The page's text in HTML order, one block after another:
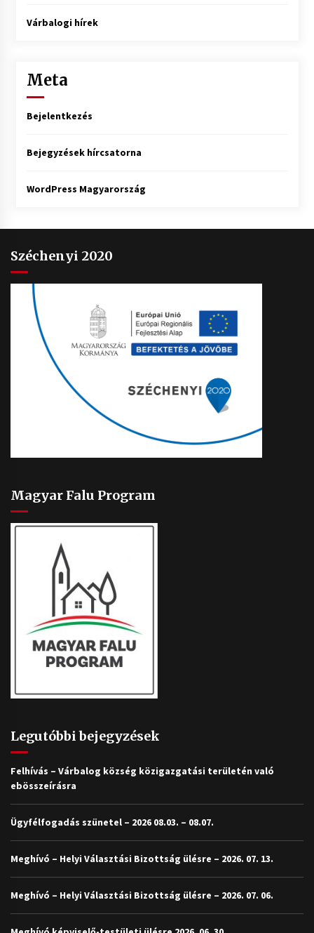
Várbalogi hírek
Meta
Bejelentkezés
Bejegyzések hírcsatorna
WordPress Magyarország
Széchenyi 2020
Magyar Falu Program
Legutóbbi bejegyzések
Felhívás – Várbalog község közigazgatási területén való
ebösszeírásra
Ügyfélfogadás szünetel – 2026 08.03. – 08.07.
Meghívó – Helyi Választási Bizottság ülésre – 2026. 07. 13.
Meghívó – Helyi Választási Bizottság ülésre – 2026. 07. 06.